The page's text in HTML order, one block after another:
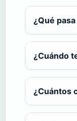
¿Qué
¿Cuándo
¿Cuántos